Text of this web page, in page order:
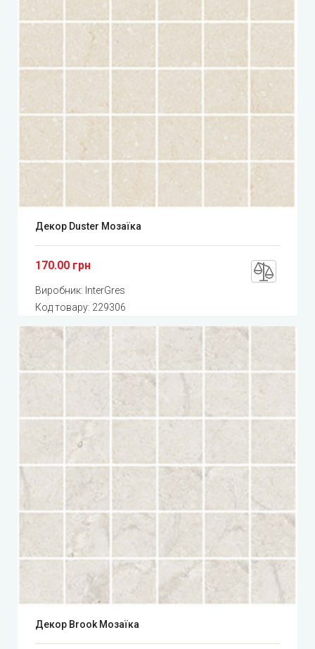
Декор Duster Мозаїка
170.00 грн
Виробник: InterGres
Код товару: 229306
Декор Brook Мозаїка